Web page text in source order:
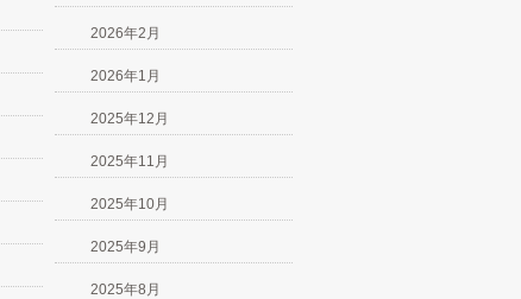
2026年2月
2026年1月
2025年12月
2025年11月
2025年10月
2025年9月
2025年8月